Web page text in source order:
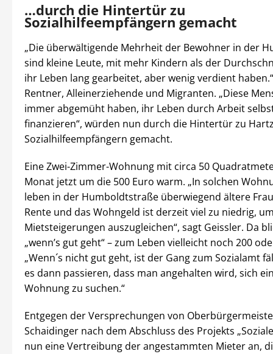
…durch die Hintertür zu
Sozialhilfeempfängern gemacht
„Die überwältigende Mehrheit der Bewohner in der
sind kleine Leute, mit mehr Kindern als der
ihr Leben lang gearbeitet, aber wenig verdient
Rentner, Alleinerziehende und Migranten. „Diese
immer abgemüht haben, ihr Leben durch Arbeit
finanzieren“, würden nun durch die Hintertür zu
Sozialhilfeempfängern gemacht.
Eine Zwei-Zimmer-Wohnung mit circa 50
Monat jetzt um die 500 Euro warm. „In solchen
leben in der Humboldtstraße überwiegend ältere
Rente und das Wohngeld ist derzeit viel zu niedrig,
Mietsteigerungen auszugleichen“, sagt Geissler. Da
„wenn’s gut geht“ – zum Leben vielleicht noch 200
„Wenn´s nicht gut geht, ist der Gang zum Sozialamt
es dann passieren, dass man angehalten wird, sich
Wohnung zu suchen.“
Entgegen der Versprechungen von
Schaidinger nach dem Abschluss des Projekts
nun eine Vertreibung der angestammten Mieter an,